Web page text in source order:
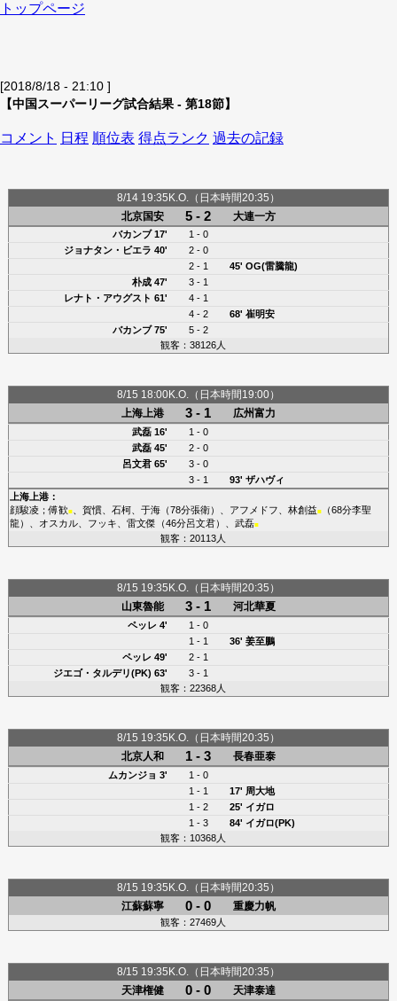
トップページ
[2018/8/18 - 21:10 ]
【中国スーパーリーグ試合結果 - 第18節】
コメント 日程 順位表 得点ランク 過去の記録
8/14 19:35K.O.（日本時間20:35）
北京国安
5 - 2 大連一方
バカンブ17'
1 - 0
ジョナタン・ビエラ 40'
2 - 0
2 - 1
45' OG(雷騰龍)
朴成47'
3 - 1
レナト・アウグスト 61'
4 - 1
4 - 2
68' 崔明安
バカンブ75'
5 - 2
観客：38126人
8/15 18:00K.O.（日本時間19:00）
上海上港
3 - 1 広州富力
武磊16'
1 - 0
武磊45'
2 - 0
呂文君65'
3 - 0
3 - 1
93' ザハヴィ
上海上港：
顔駿凌；傅歓■、 賀慣、 石柯、 于海（78分張衛）、 アフメドフ 林創益■（68分李聖
龍 ）、 オスカル、 フッキ 雷文傑 （46分呂文君）、 武磊■
観客：20113人
8/15 19:35K.O.（日本時間20:35）
山東魯能
3 - 1 河北華夏
ペッレ 4'
1 - 0
1 - 1
36' 姜至鵬
ペッレ 49'
2 - 1
ジエゴ・タルデリ(PK) 63'
3 - 1
観客：22368人
8/15 19:35K.O.（日本時間20:35）
北京人和
1 - 3 長春亜泰
ムカンジョ 3'
1 - 0
1 - 1
17' 周大地
1 - 2
25' イガロ
1 - 3
84' イガロ(PK)
観客：10368人
8/15 19:35K.O.（日本時間20:35）
江蘇蘇寧
0 - 0 重慶力帆
観客：27469人
8/15 19:35K.O.（日本時間20:35）
天津権健
0 - 0 天津泰達